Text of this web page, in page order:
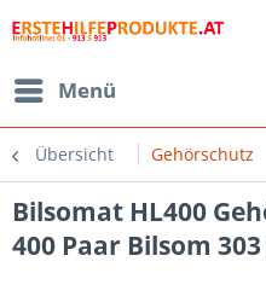
Menü
Übersicht Gehörschutz
Bilsomat HL400
400 Paar Bilsom 303